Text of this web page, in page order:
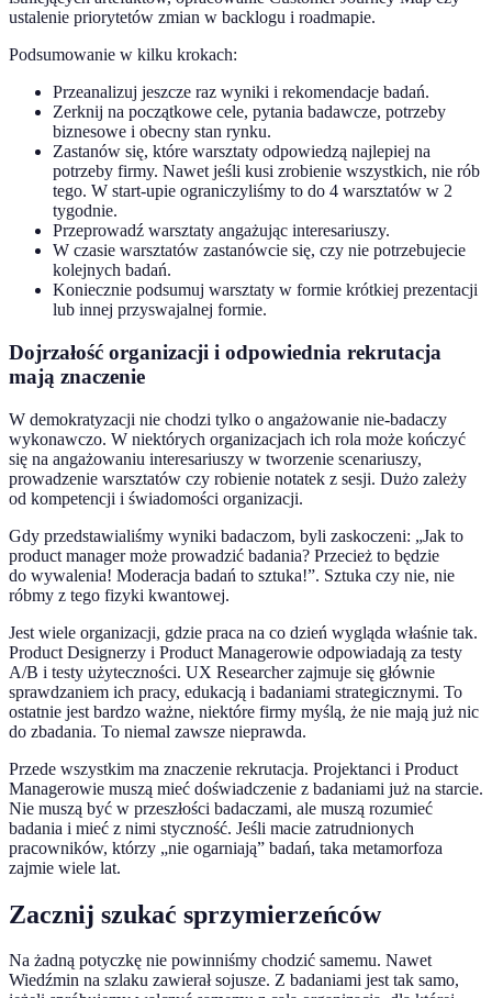
ustalenie priorytetów zmian w backlogu i roadmapie.
Podsumowanie w kilku krokach:
Przeanalizuj jeszcze raz wyniki i rekomendacje badań.
Zerknij na początkowe cele, pytania badawcze, potrzeby
biznesowe i obecny stan rynku.
Zastanów się, które warsztaty odpowiedzą najlepiej na
potrzeby firmy. Nawet jeśli kusi zrobienie wszystkich, nie rób
tego. W start-upie ograniczyliśmy to do 4 warsztatów w 2
tygodnie.
Przeprowadź warsztaty angażując interesariuszy.
W czasie warsztatów zastanówcie się, czy nie potrzebujecie
kolejnych badań.
Koniecznie podsumuj warsztaty w formie krótkiej prezentacji
lub innej przyswajalnej formie.
Dojrzałość organizacji i odpowiednia rekrutacja
mają znaczenie
W demokratyzacji nie chodzi tylko o angażowanie nie-badaczy
wykonawczo. W niektórych organizacjach ich rola może kończyć
się na angażowaniu interesariuszy w tworzenie scenariuszy,
prowadzenie warsztatów czy robienie notatek z sesji. Dużo zależy
od kompetencji i świadomości organizacji.
Gdy przedstawialiśmy wyniki badaczom, byli zaskoczeni: „Jak to
product manager może prowadzić badania? Przecież to będzie
do wywalenia! Moderacja badań to sztuka!”. Sztuka czy nie, nie
róbmy z tego fizyki kwantowej.
Jest wiele organizacji, gdzie praca na co dzień wygląda właśnie tak.
Product Designerzy i Product Managerowie odpowiadają za testy
A/B i testy użyteczności. UX Researcher zajmuje się głównie
sprawdzaniem ich pracy, edukacją i badaniami strategicznymi. To
ostatnie jest bardzo ważne, niektóre firmy myślą, że nie mają już nic
do zbadania. To niemal zawsze nieprawda.
Przede wszystkim ma znaczenie rekrutacja. Projektanci i Product
Managerowie muszą mieć doświadczenie z badaniami już na starcie.
Nie muszą być w przeszłości badaczami, ale muszą rozumieć
badania i mieć z nimi styczność. Jeśli macie zatrudnionych
pracowników, którzy „nie ogarniają” badań, taka metamorfoza
zajmie wiele lat.
Zacznij szukać sprzymierzeńców
Na żadną potyczkę nie powinniśmy chodzić samemu. Nawet
Wiedźmin na szlaku zawierał sojusze. Z badaniami jest tak samo,